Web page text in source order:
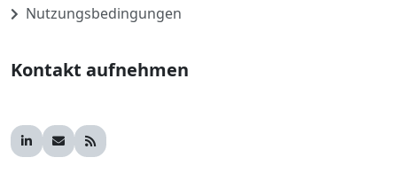
Nutzungsbedingungen
Kontakt aufnehmen